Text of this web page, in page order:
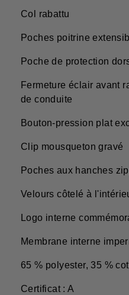
Col rabattu
Poches poitrine
Poche de protection
Fermeture éclair avant
de conduite
Bouton-pression plat
Clip mousqueton gravé
Poches aux hanches
Velours côtelé à
Logo interne
Membrane interne
65 % polyester, 35 %
Certificat : A